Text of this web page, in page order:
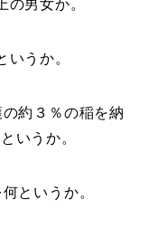
の男女か。
いうか。
約３％の稲を納
いうか。
というか。